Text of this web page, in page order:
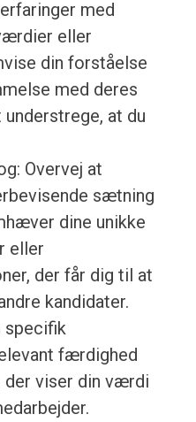
med
eller
din forståelse
med deres
at du
Overvej at
sætning
dine unikke
eller
der får dig til at
kandidater.
specifik
færdighed
der viser din værdi